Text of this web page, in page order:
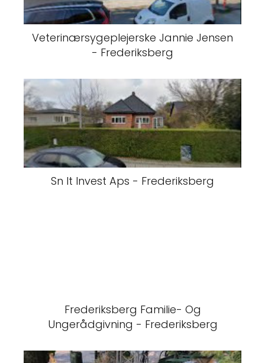
Veterinærsygeplejerske Jannie Jensen
- Frederiksberg
Sn It Invest Aps - Frederiksberg
Frederiksberg Familie- Og
Ungerådgivning - Frederiksberg